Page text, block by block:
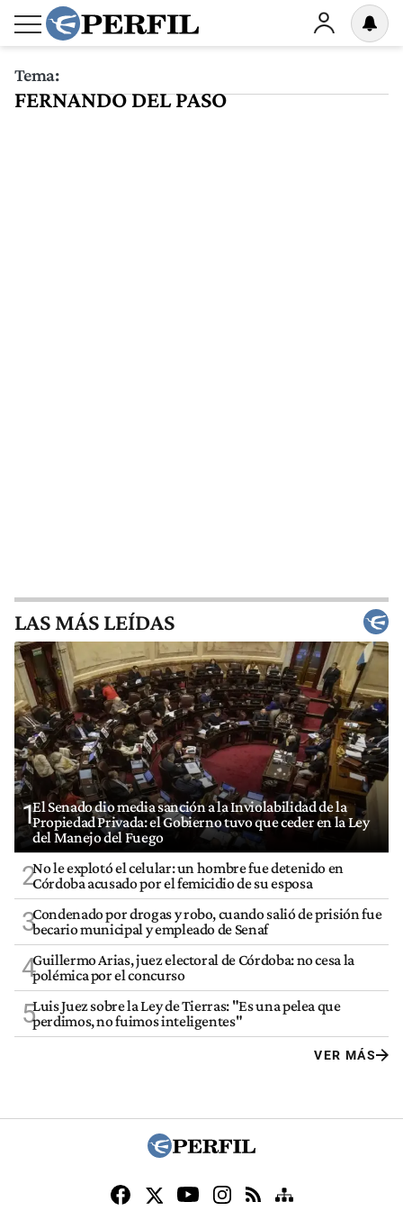
Tema:
FERNANDO DEL PASO
LAS MÁS LEÍDAS
1El Senado dio media sanción a la Inviolabilidad de la
Propiedad Privada: el Gobierno tuvo que ceder en la Ley
del Manejo del Fuego
2No le explotó el celular: un hombre fue detenido en
Córdoba acusado por el femicidio de su esposa
3Condenado por drogas y robo, cuando salió de prisión fue
becario municipal y empleado de Senaf
4Guillermo Arias, juez electoral de Córdoba: no cesa la
polémica por el concurso
5Luis Juez sobre la Ley de Tierras: "Es una pelea que
perdimos, no fuimos inteligentes"
VER MÁS